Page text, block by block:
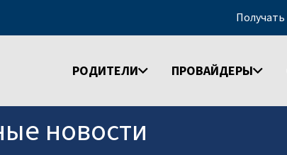
Получать
РОДИТЕЛИ ПРОВАЙДЕРЫ
новости